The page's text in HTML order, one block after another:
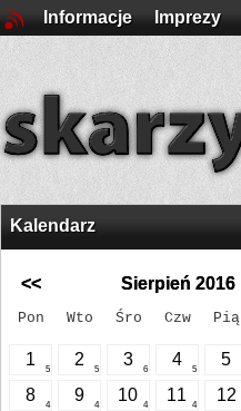
Informacje Imprezy
Kalendarz
<< Sierpień 2016
Pon Wto Śro Czw Pią
1
5
2
5
3
6
4
5
5
8
4
9
4
10
4
11
4
12